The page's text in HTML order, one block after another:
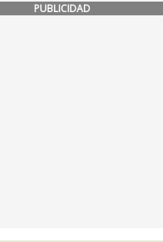
PUBLICIDAD